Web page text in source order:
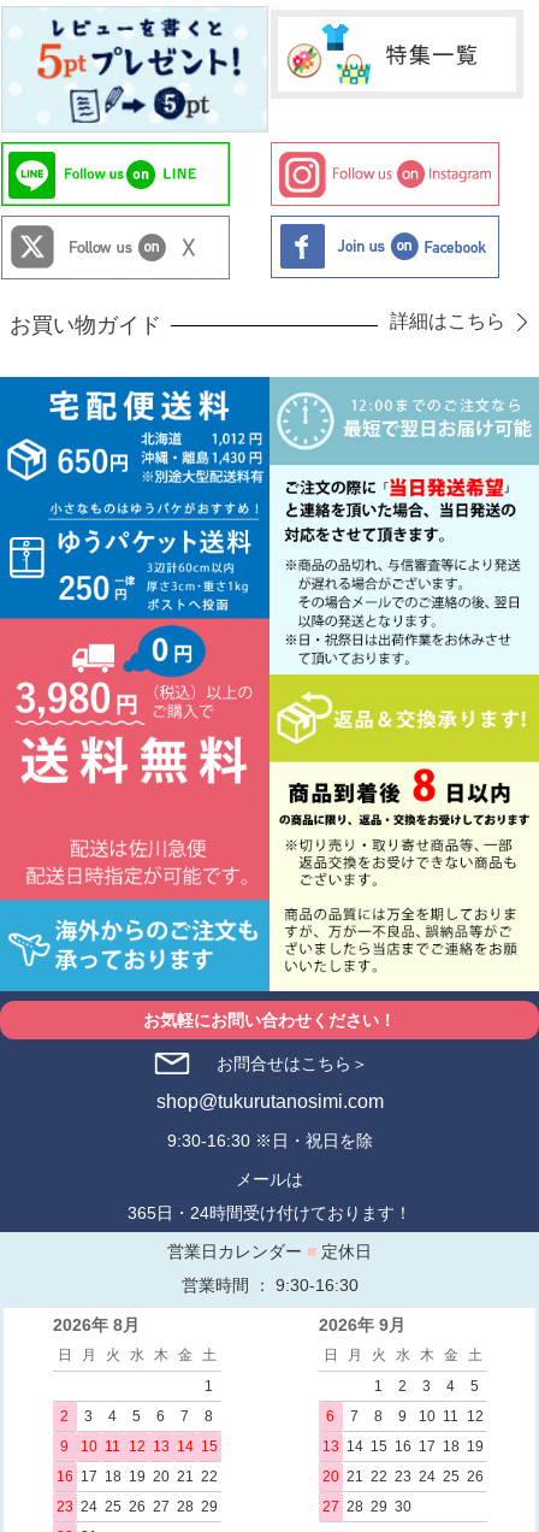
お買い物ガイド 詳細はこちら
お気軽にお問い合わせください！
お問合せはこちら＞
shop@tukurutanosimi.com
9:30-16:30 ※日・祝日を除
メールは
365日・24時間受け付けております！
営業日カレンダー ■ 定休日
営業時間 ： 9:30-16:30
2026年 8月
日 月 火 水 木 金
土
1
2
3 4 5 6 7
8
9
10 11 12 13 14 15
16 17 18 19 20 21
22
23 24 25 26 27 28 29
2026年 9月
日 月 火 水 木 金
土
1
2 3 4
5
6
7 8 9 10 11
12
13 14 15 16 17 18 19
20 21 22 23 24 25 26
27 28 29 30